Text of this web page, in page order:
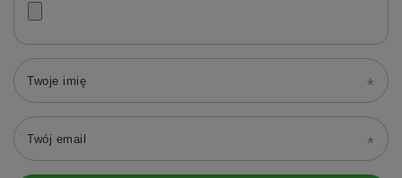
Twoje imię
Twój email